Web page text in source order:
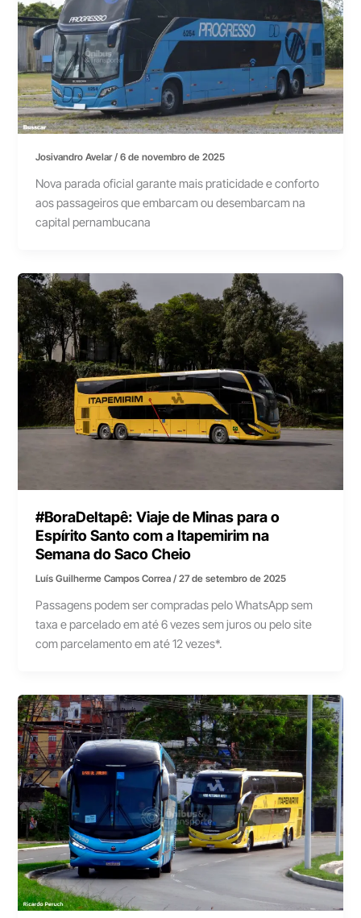
Josivandro Avelar/6 de novembro de 2025
Nova parada oficial garante mais praticidade e conforto
aos passageiros que embarcam ou desembarcam na
capital pernambucana
#BoraDeItapê: Viaje de Minas para o
Espírito Santo com a Itapemirim na
Semana do Saco Cheio
Luís Guilherme Campos Correa/27 de setembro de 2025
Passagens podem ser compradas pelo WhatsApp sem
taxa e parcelado em até 6 vezes sem juros ou pelo site
com parcelamento em até 12 vezes*.